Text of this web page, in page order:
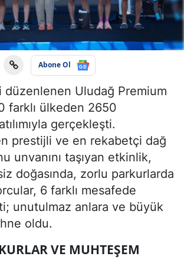
Abone Ol
düzenlenen Uludağ Premium
farklı ülkeden 2650
gerçekleşti.
prestijli ve en rekabetçi dağ
unvanını taşıyan etkinlik,
doğasında, zorlu parkurlarda
6 farklı mesafede
unutulmaz anlara ve büyük
oldu.
VE MUHTEŞEM